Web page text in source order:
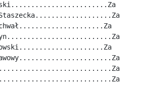
Staszecka...................Za